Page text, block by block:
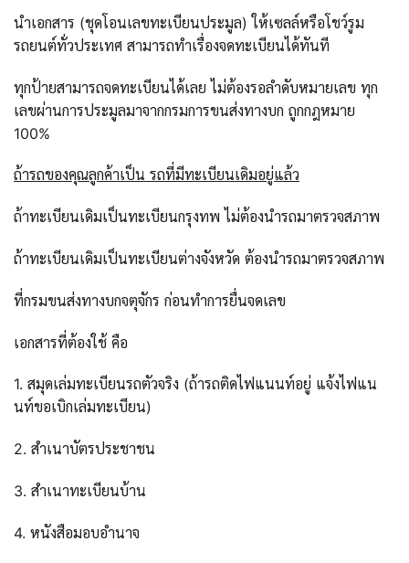
นำเอกสาร (ชุดโอนเลขทะเบียนประมูล) ให้เซลล์หรือโชว์รูม
รถยนต์ทั่วประเทศ สามารถทำเรื่องจดทะเบียนได้ทันที
ทุกป้ายสามารถจดทะเบียนได้เลย ไม่ต้องรอลำดับหมายเลข ทุก
เลขผ่านการประมูลมาจากกรมการขนส่งทางบก ถูกกฎหมาย
100%
ถ้ารถของคุณลูกค้าเป็น รถที่มีทะเบียนเดิมอยู่แล้ว
ถ้าทะเบียนเดิมเป็นทะเบียนกรุงทพ ไม่ต้องนำรถมาตรวจสภาพ
ถ้าทะเบียนเดิมเป็นทะเบียนต่างจังหวัด ต้องนำรถมาตรวจสภาพ
ที่กรมขนส่งทางบกจตุจักร ก่อนทำการยื่นจดเลข
เอกสารที่ต้องใช้ คือ
1. สมุดเล่มทะเบียนรถตัวจริง (ถ้ารถติดไฟแนนท์อยู่ แจ้งไฟแน
นท์ขอเบิกเล่มทะเบียน)
2. สำเนาบัตรประชาชน
3. สำเนาทะเบียนบ้าน
4. หนังสือมอบอำนาจ